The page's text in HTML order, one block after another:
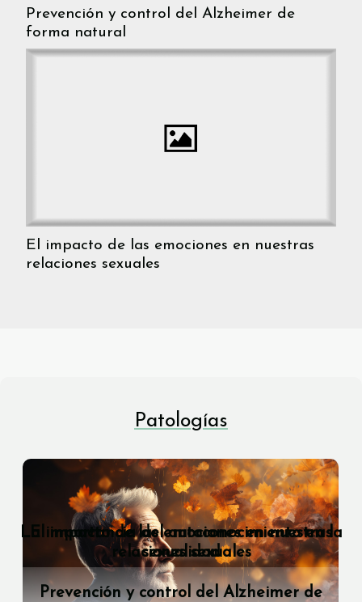
El impacto de las emociones en nuestras
relaciones sexuales
La importancia del autoconocimiento en la
sexualidad
Prevención y control del Alzheimer de
forma natural
El impacto de las emociones en nuestras
relaciones sexuales
Patologías
Prevención y control del Alzheimer de